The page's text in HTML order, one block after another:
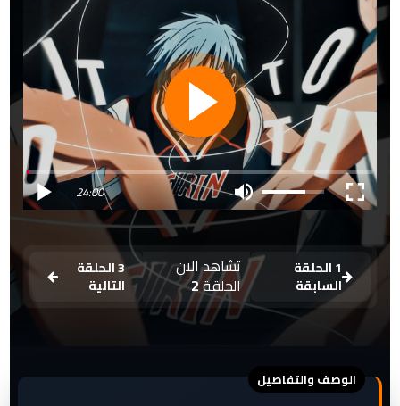
24:00
1 الحلقة
السابقة
تشاهد الان
الحلقة2
3 الحلقة
التالية